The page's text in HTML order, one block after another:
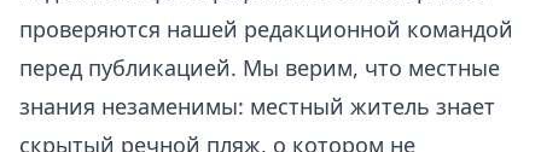
проверяются нашей редакционной командой
перед публикацией. Мы верим, что местные
знания незаменимы: местный житель знает
скрытый речной пляж, о котором не